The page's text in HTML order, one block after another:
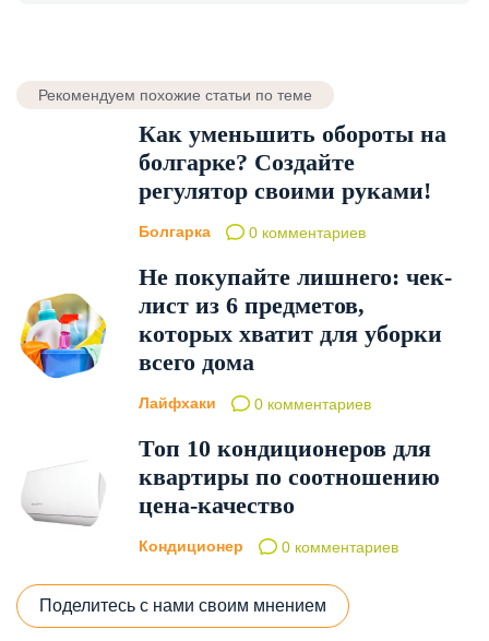
Рекомендуем похожие статьи по теме
Как уменьшить обороты на
болгарке? Создайте
регулятор своими руками!
Болгарка 0 комментариев
Не покупайте лишнего: чек-
лист из 6 предметов,
которых хватит для уборки
всего дома
Лайфхаки 0 комментариев
Топ 10 кондиционеров для
квартиры по соотношению
цена-качество
Кондиционер 0 комментариев
Поделитесь с нами своим мнением